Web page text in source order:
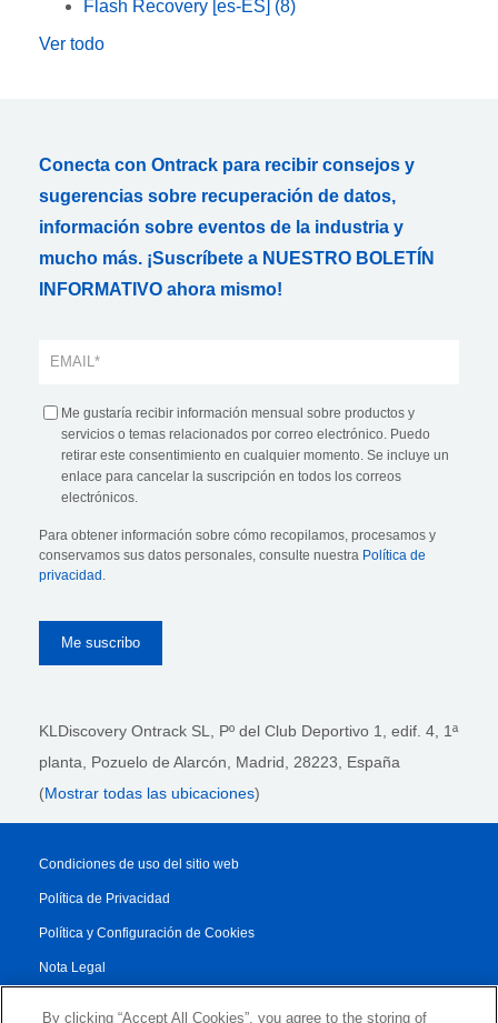
Flash Recovery [es-ES] (8)
Ver todo
Conecta con Ontrack para recibir consejos y
sugerencias sobre recuperación de datos,
información sobre eventos de la industria y
mucho más. ¡Suscríbete a NUESTRO BOLETÍN
INFORMATIVO ahora mismo!
Me gustaría recibir información mensual sobre productos y
servicios o temas relacionados por correo electrónico. Puedo
retirar este consentimiento en cualquier momento. Se incluye un
enlace para cancelar la suscripción en todos los correos
electrónicos.
Para obtener información sobre cómo recopilamos, procesamos y
conservamos sus datos personales, consulte nuestra Política de
privacidad
KLDiscovery Ontrack SL, Pº del Club Deportivo 1, edif. 4, 1ª
planta, Pozuelo de Alarcón, Madrid, 28223 , España
(Mostrar todas las ubicaciones)
Condiciones de uso del sitio web
Política de Privacidad
Política y Configuración de Cookies
Nota Legal
By clicking “Accept All Cookies”, you agree to the storing of